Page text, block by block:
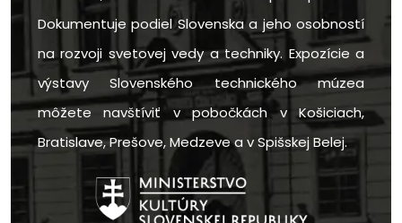
Dokumentuje podiel Slovenska a jeho osobností
na rozvoji svetovej vedy a techniky. Expozície a
výstavy Slovenského technického múzea
môžete navštíviť v pobočkách v Košiciach,
Bratislave, Prešove, Medzeve a v Spišskej Belej.